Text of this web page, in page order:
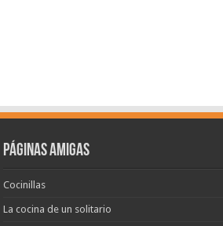
Páginas amigas
Cocinillas
La cocina de un solitario